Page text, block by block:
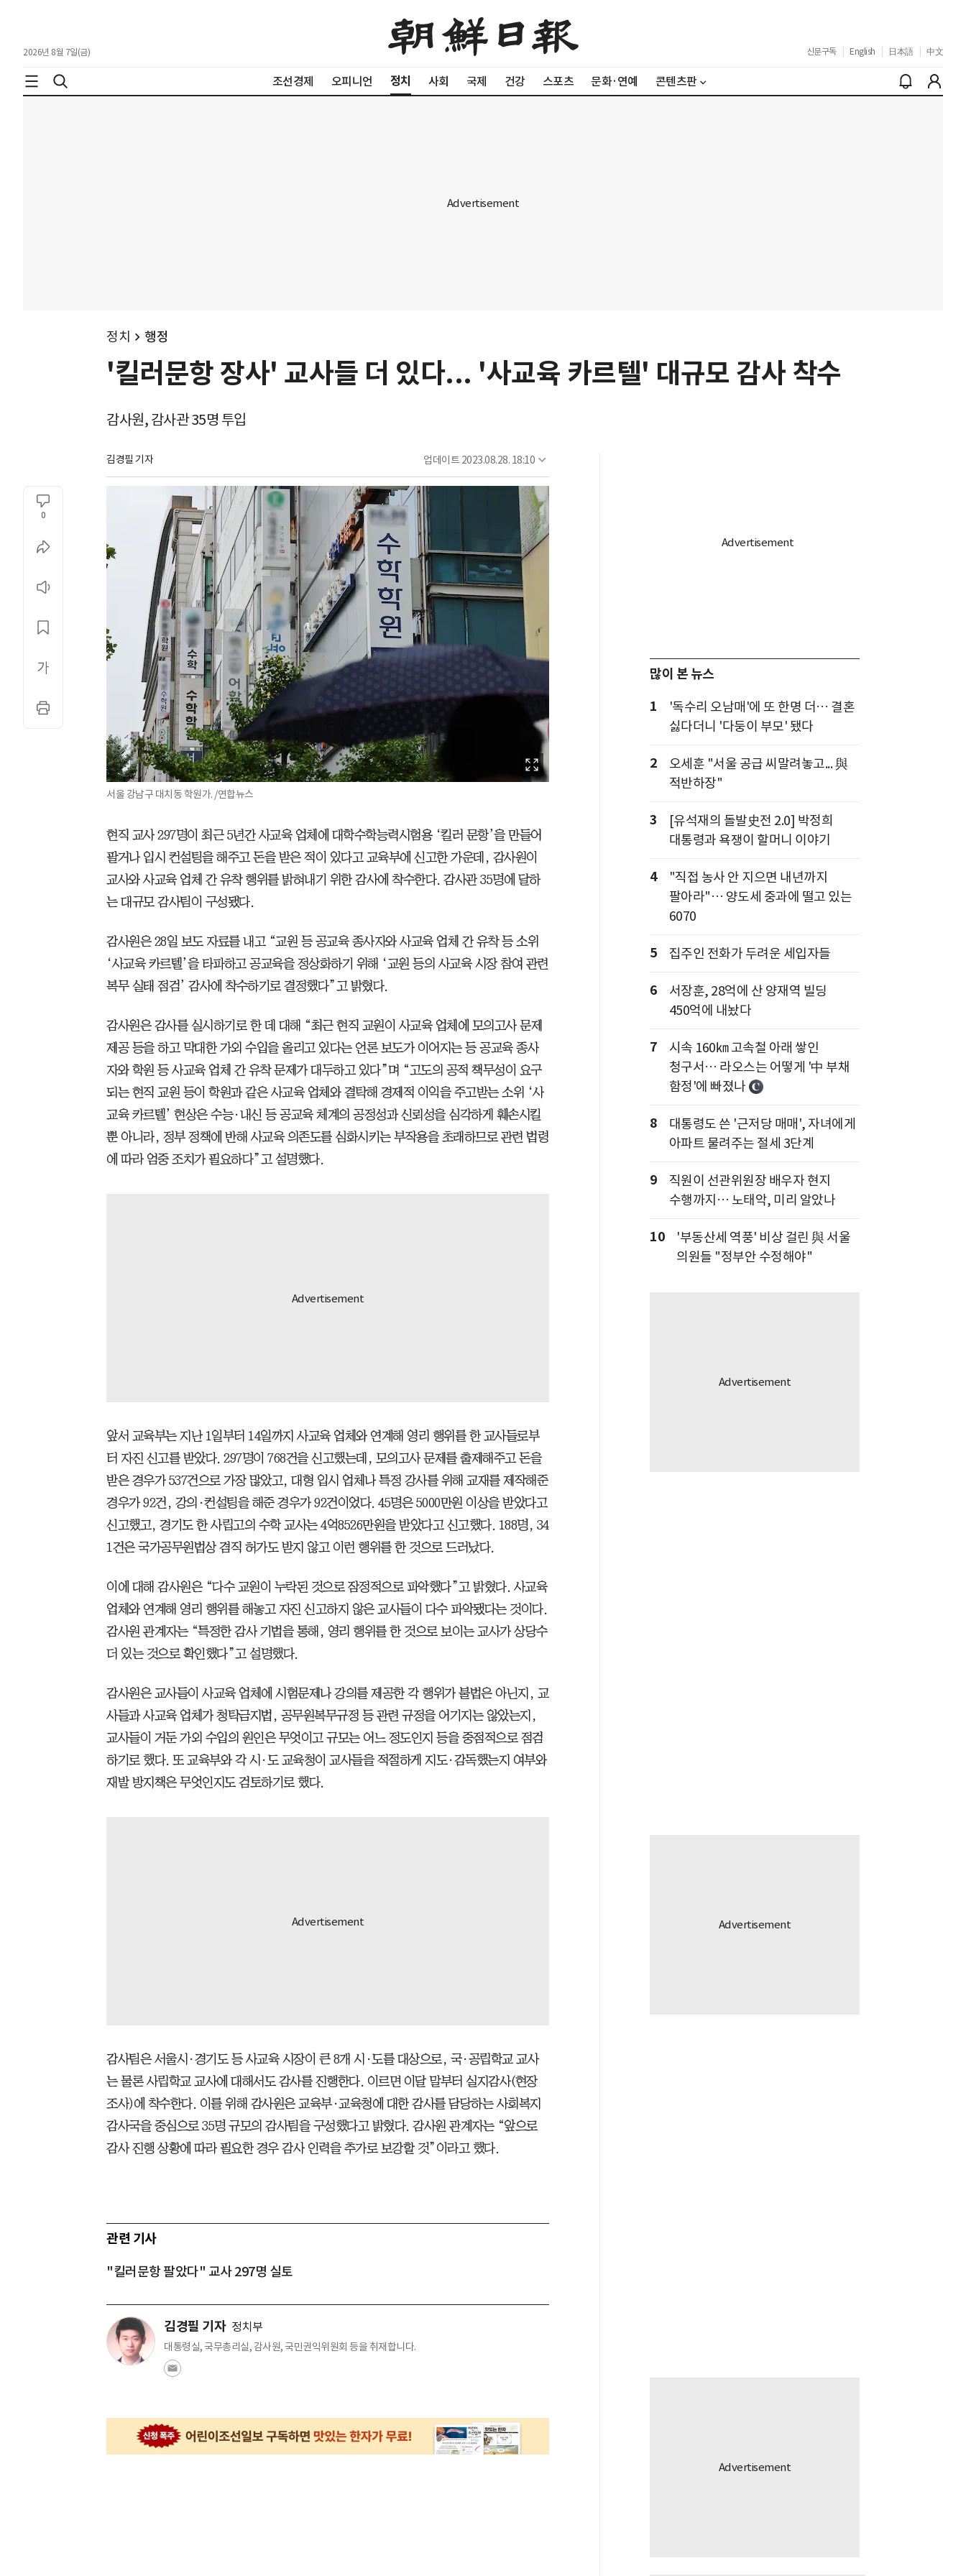
2026년 8월 7일(금) 신문구독 English 日本語 中文
조선경제 오피니언 정치 사회 국제 건강 스포츠 문화·연예 콘텐츠판
정치 행정
'킬러문항 장사' 교사들 더 있다... '사교육 카르텔' 대규모 감사 착수
감사원, 감사관 35명 투입
김경필 기자 업데이트 2023.08.28. 18:10
0
서울 강남구 대치동 학원가. /연합뉴스
현직 교사 297명이 최근 5년간 사교육 업체에 대학수학능력시험용 ‘킬러 문항’을 만들어
팔거나 입시 컨설팅을 해주고 돈을 받은 적이 있다고 교육부에 신고한 가운데, 감사원이
교사와 사교육 업체 간 유착 행위를 밝혀내기 위한 감사에 착수한다. 감사관 35명에 달하
는 대규모 감사팀이 구성됐다.
감사원은 28일 보도 자료를 내고 “교원 등 공교육 종사자와 사교육 업체 간 유착 등 소위
‘사교육 카르텔’을 타파하고 공교육을 정상화하기 위해 ‘교원 등의 사교육 시장 참여 관련
복무 실태 점검’ 감사에 착수하기로 결정했다”고 밝혔다.
감사원은 감사를 실시하기로 한 데 대해 “최근 현직 교원이 사교육 업체에 모의고사 문제
제공 등을 하고 막대한 가외 수입을 올리고 있다는 언론 보도가 이어지는 등 공교육 종사
자와 학원 등 사교육 업체 간 유착 문제가 대두하고 있다”며 “고도의 공적 책무성이 요구
되는 현직 교원 등이 학원과 같은 사교육 업체와 결탁해 경제적 이익을 주고받는 소위 ‘사
교육 카르텔’ 현상은 수능·내신 등 공교육 체계의 공정성과 신뢰성을 심각하게 훼손시킬
뿐 아니라, 정부 정책에 반해 사교육 의존도를 심화시키는 부작용을 초래하므로 관련 법령
에 따라 엄중 조치가 필요하다”고 설명했다.
앞서 교육부는 지난 1일부터 14일까지 사교육 업체와 연계해 영리 행위를 한 교사들로부
터 자진 신고를 받았다. 297명이 768건을 신고했는데, 모의고사 문제를 출제해주고 돈을
받은 경우가 537건으로 가장 많았고, 대형 입시 업체나 특정 강사를 위해 교재를 제작해준
경우가 92건, 강의·컨설팅을 해준 경우가 92건이었다. 45명은 5000만원 이상을 받았다고
신고했고, 경기도 한 사립고의 수학 교사는 4억8526만원을 받았다고 신고했다. 188명, 34
1건은 국가공무원법상 겸직 허가도 받지 않고 이런 행위를 한 것으로 드러났다.
이에 대해 감사원은 “다수 교원이 누락된 것으로 잠정적으로 파악했다”고 밝혔다. 사교육
업체와 연계해 영리 행위를 해놓고 자진 신고하지 않은 교사들이 다수 파악됐다는 것이다.
감사원 관계자는 “특정한 감사 기법을 통해, 영리 행위를 한 것으로 보이는 교사가 상당수
더 있는 것으로 확인했다”고 설명했다.
감사원은 교사들이 사교육 업체에 시험문제나 강의를 제공한 각 행위가 불법은 아닌지, 교
사들과 사교육 업체가 청탁금지법, 공무원복무규정 등 관련 규정을 어기지는 않았는지,
교사들이 거둔 가외 수입의 원인은 무엇이고 규모는 어느 정도인지 등을 중점적으로 점검
하기로 했다. 또 교육부와 각 시·도 교육청이 교사들을 적절하게 지도·감독했는지 여부와
재발 방지책은 무엇인지도 검토하기로 했다.
감사팀은 서울시·경기도 등 사교육 시장이 큰 8개 시·도를 대상으로, 국·공립학교 교사
는 물론 사립학교 교사에 대해서도 감사를 진행한다. 이르면 이달 말부터 실지감사(현장
조사)에 착수한다. 이를 위해 감사원은 교육부·교육청에 대한 감사를 담당하는 사회복지
감사국을 중심으로 35명 규모의 감사팀을 구성했다고 밝혔다. 감사원 관계자는 “앞으로
감사 진행 상황에 따라 필요한 경우 감사 인력을 추가로 보강할 것”이라고 했다.
관련 기사
"킬러문항 팔았다" 교사 297명 실토
김경필 기자 정치부
대통령실, 국무총리실, 감사원, 국민권익위원회 등을 취재합니다.
많이 본 뉴스
1
'독수리 오남매'에 또 한명 더… 결혼
싫다더니 '다둥이 부모' 됐다
2
오세훈 "서울 공급 씨말려놓고... 與
적반하장"
3
[유석재의 돌발史전 2.0] 박정희
대통령과 욕쟁이 할머니 이야기
4
"직접 농사 안 지으면 내년까지
팔아라"… 양도세 중과에 떨고 있는
6070
5 집주인 전화가 두려운 세입자들
6
서장훈, 28억에 산 양재역 빌딩
450억에 내놨다
7
시속 160㎞ 고속철 아래 쌓인
청구서… 라오스는 어떻게 '中 부채
함정'에 빠졌나
8
대통령도 쓴 '근저당 매매', 자녀에게
아파트 물려주는 절세 3단계
9
직원이 선관위원장 배우자 현지
수행까지… 노태악, 미리 알았나
10
'부동산세 역풍' 비상 걸린 與 서울
의원들 "정부안 수정해야"